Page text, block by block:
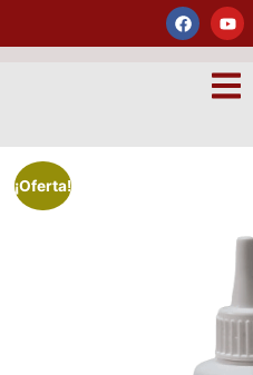
¡Oferta!